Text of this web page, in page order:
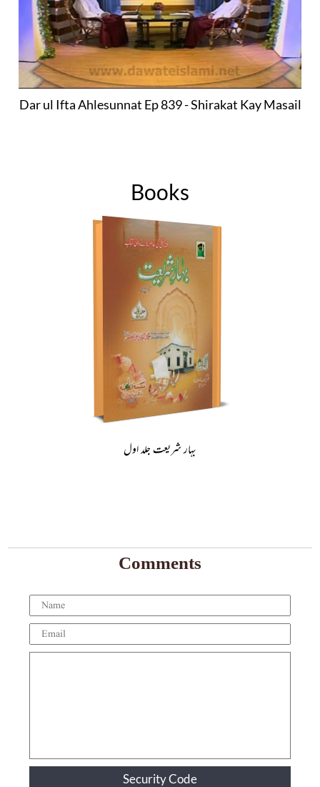
Dar ul Ifta Ahlesunnat Ep 839 - Shirakat Kay Masail
Books
بہار شریعت جلد اول
Comments
Security Code